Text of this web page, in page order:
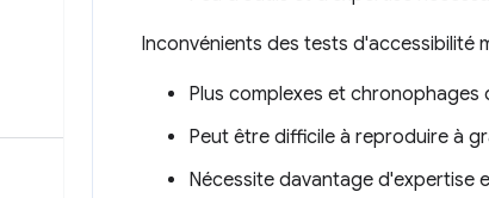
Inconvénients des tests d'accessibilité
Plus complexes et chronophages
Peut être difficile à reproduire à
Nécessite davantage d'expertise